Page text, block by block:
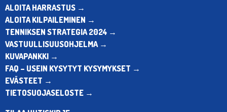
ALOITA HARRASTUS →
ALOITA KILPAILEMINEN →
TENNIKSEN STRATEGIA 2024 →
VASTUULLISUUSOHJELMA →
KUVAPANKKI →
FAQ – USEIN KYSYTYT KYSYMYKSET →
EVÄSTEET →
TIETOSUOJASELOSTE →